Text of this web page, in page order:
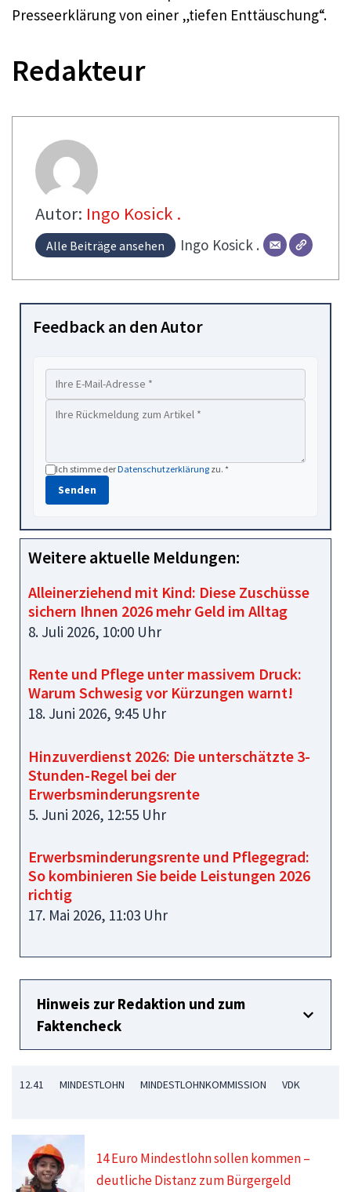
Presseerklärung von einer „tiefen Enttäuschung“.
Redakteur
Autor: Ingo Kosick .
Alle Beiträge ansehen Ingo Kosick .
Feedback an den Autor
Ich stimme derDatenschutzerklärung zu. *
Senden
Weitere aktuelle Meldungen:
Alleinerziehend mit Kind: Diese Zuschüsse
sichern Ihnen 2026 mehr Geld im Alltag
8. Juli 2026, 10:00 Uhr
Rente und Pflege unter massivem Druck:
Warum Schwesig vor Kürzungen warnt!
18. Juni 2026, 9:45 Uhr
Hinzuverdienst 2026: Die unterschätzte 3-
Stunden-Regel bei der
Erwerbsminderungsrente
5. Juni 2026, 12:55 Uhr
Erwerbsminderungsrente und Pflegegrad:
So kombinieren Sie beide Leistungen 2026
richtig
17. Mai 2026, 11:03 Uhr
Hinweis zur Redaktion und zum
Faktencheck
12.41 MINDESTLOHN MINDESTLOHNKOMMISSION VDK
14 Euro Mindestlohn sollen kommen –
deutliche Distanz zum Bürgergeld